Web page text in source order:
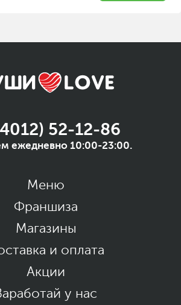
52-12-86
ежедневно 10:00-23:00.
Меню
Франшиза
Магазины
и оплата
Акции
у нас